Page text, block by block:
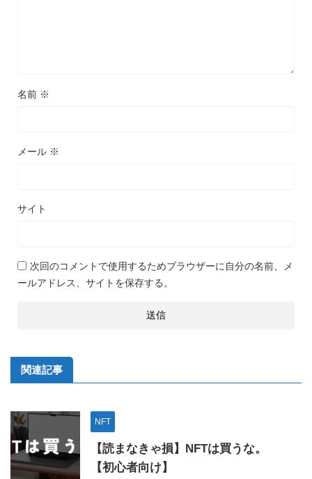
名前 ※
メール ※
サイト
次回のコメントで使用するためブラウザーに自分の名前、メ
ールアドレス、サイトを保存する。
関連記事
NFT
【読まなきゃ損】NFTは買うな。
【初心者向け】